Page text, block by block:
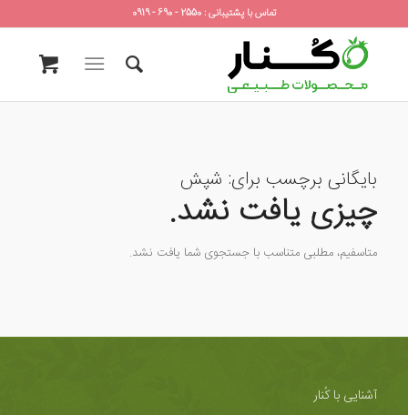
تماس با پشتیبانی : 2550 - 690 - 0919
بایگانی برچسب برای: شپش
چیزی یافت نشد.
متاسفیم، مطلبی متناسب با جستجوی شما یافت نشد.
آشنایی با کُنار